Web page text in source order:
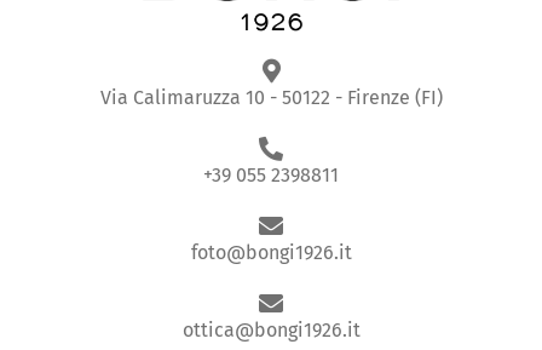
Via Calimaruzza 10 - 50122 - Firenze (FI)
+39 055 2398811
foto@bongi1926.it
ottica@bongi1926.it